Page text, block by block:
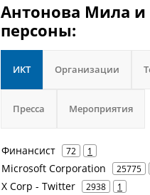
Антонова Мила и
персоны:
ИКТ Организации
Пресса Мероприятия
Финансист 72 1
Microsoft Corporation 25775
X Corp - Twitter 2938 1